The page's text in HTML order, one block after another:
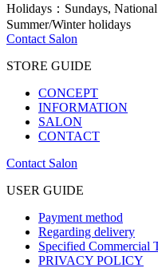
Holidays：Sundays,
Summer/Winter holidays
Contact Salon
STORE GUIDE
CONCEPT
INFORMATION
SALON
CONTACT
Contact Salon
USER GUIDE
Payment method
Regarding delivery
Specified Commercial
PRIVACY POLICY